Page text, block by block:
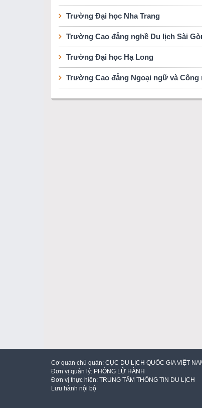
Trường Đại học Nha Trang
Trường Cao đẳng nghề Du lịch Sài
Trường Đại học Hạ Long
Trường Cao đẳng Ngoại ngữ và Công
Cơ quan chủ quản: CỤC DU LỊCH QUỐC GIA VIỆT
Đơn vị quản lý: PHÒNG LỮ HÀNH
Đơn vị thực hiện: TRUNG TÂM THÔNG TIN DU LỊCH
Lưu hành nội bộ